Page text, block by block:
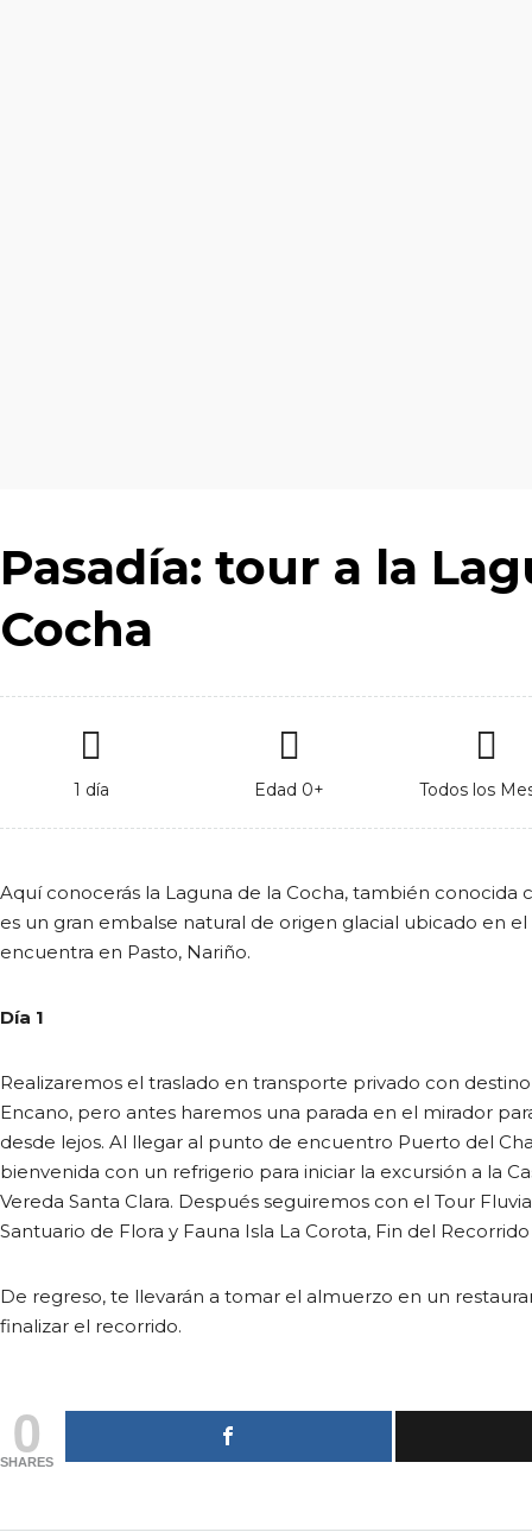
Pasadía: tour a la
Cocha
1 día Edad 0+ Todos los
Aquí conocerás la Laguna de la Cocha, también conocida
es un gran embalse natural de origen glacial ubicado en
encuentra en Pasto, Nariño.
Día 1
Realizaremos el traslado en transporte privado con
Encano, pero antes haremos una parada en el mirador
desde lejos. Al llegar al punto de encuentro Puerto del
bienvenida con un refrigerio para iniciar la excursión a la
Vereda Santa Clara. Después seguiremos con el Tour
Santuario de Flora y Fauna Isla La Corota, Fin del
De regreso, te llevarán a tomar el almuerzo en un
finalizar el recorrido.
0
SHARES